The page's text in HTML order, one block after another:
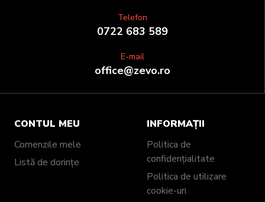
Telefon
0722 683 589
E-mail
office@zevo.ro
CONTUL MEU
Comenzile mele
Listă de dorințe
INFORMAȚII
Politica de
confidențialitate
Politica de utilizare
cookie-uri